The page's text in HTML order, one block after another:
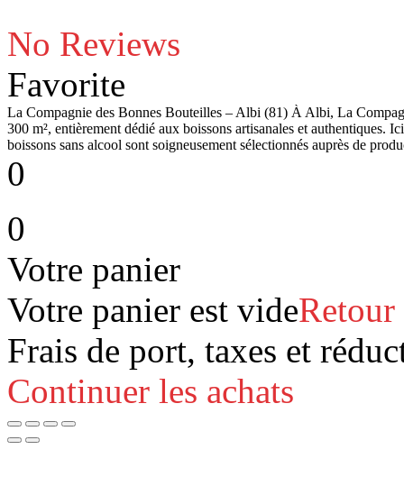
No Reviews
Favorite
La Compagnie des Bonnes Bouteilles – Albi (81) À Albi, La
300 m², entièrement dédié aux boissons artisanales et
boissons sans alcool sont soigneusement sélectionnés auprès de
0
0
Votre panier
Votre panier est vide
Frais de port, taxes et
Continuer les achats